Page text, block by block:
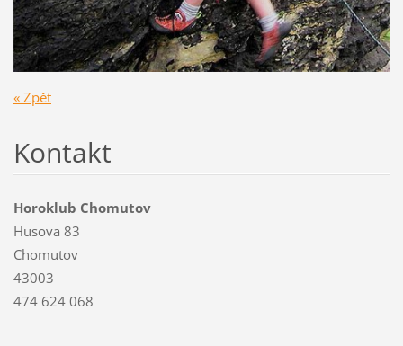
« Zpět
Kontakt
Horoklub Chomutov
Husova 83
Chomutov
43003
474 624 068